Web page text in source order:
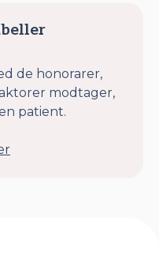
de honorarer,
modtager,
patient.